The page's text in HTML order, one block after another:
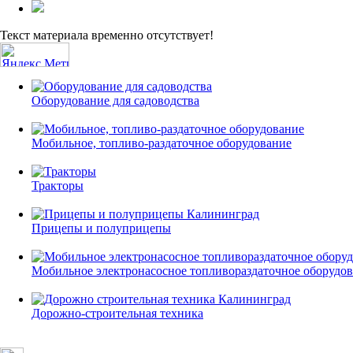
Текст материала временно отсутствует!
Оборудование для садоводства
Мобильное, топливо-раздаточное оборудование
Тракторы
Прицепы и полуприцепы
Мобильное электронасосное топливораздаточное
Дорожно-строительная техника